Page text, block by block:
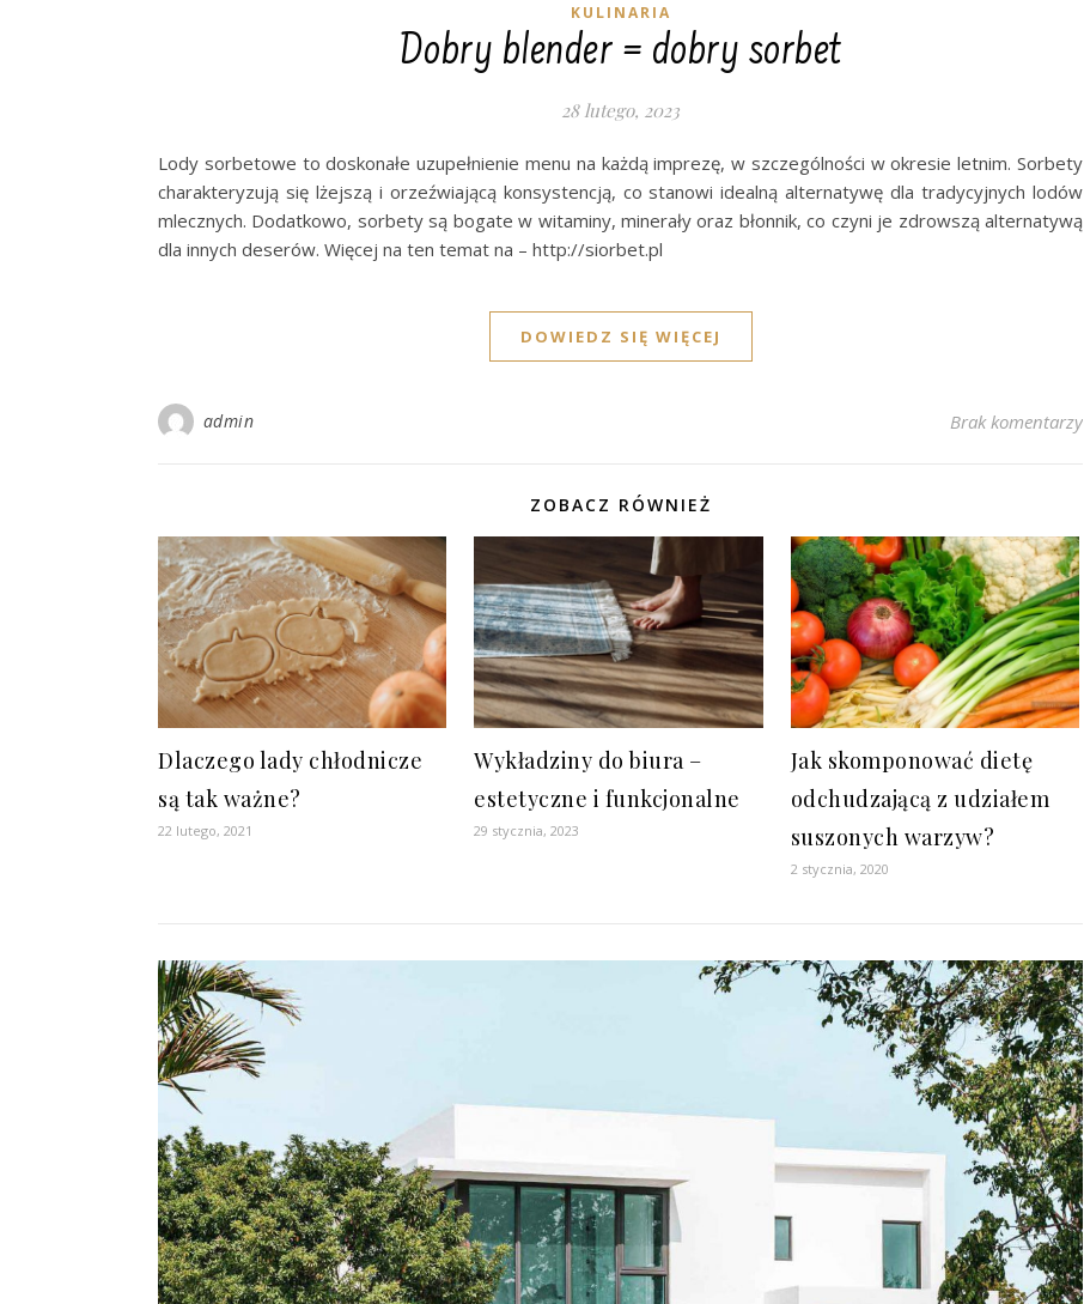
KULINARIA
Dobry blender = dobry sorbet
28 lutego, 2023
Lody sorbetowe to doskonałe uzupełnienie menu na każdą imprezę, w szczególności w okresie letnim. Sorbety
charakteryzują się lżejszą i orzeźwiającą konsystencją, co stanowi idealną alternatywę dla tradycyjnych lodów
mlecznych. Dodatkowo, sorbety są bogate w witaminy, minerały oraz błonnik, co czyni je zdrowszą alternatywą
dla innych deserów. Więcej na ten temat na – http://siorbet.pl
DOWIEDZ SIĘ WIĘCEJ
admin Brak komentarzy
ZOBACZ RÓWNIEŻ
Dlaczego lady chłodnicze
są tak ważne?
22 lutego, 2021
Wykładziny do biura –
estetyczne i funkcjonalne
29 stycznia, 2023
Jak skomponować dietę
odchudzającą z udziałem
suszonych warzyw?
2 stycznia, 2020